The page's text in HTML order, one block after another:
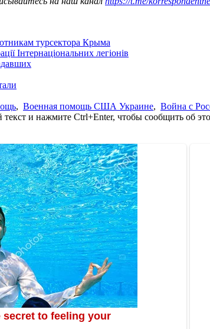
турсектора Крыма
Інтернаціональних легіонів
, Военная помощь США Украине, Война с
и нажмите Ctrl+Enter, чтобы сообщить об